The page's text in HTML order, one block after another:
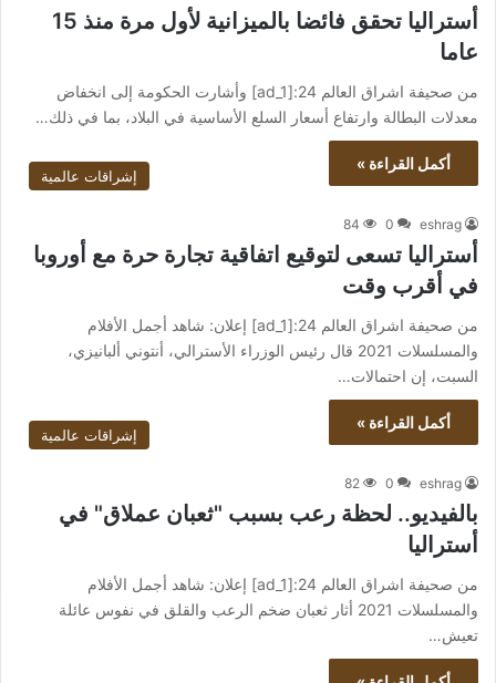
أستراليا تحقق فائضا بالميزانية لأول مرة منذ 15
عاما
من صحيفة اشراق العالم 24:[ad_1] وأشارت الحكومة إلى انخفاض
معدلات البطالة وارتفاع أسعار السلع الأساسية في البلاد، بما في ذلك…
أكمل القراءة »
إشراقات عالمية
eshrag
0
84
أستراليا تسعى لتوقيع اتفاقية تجارة حرة مع أوروبا
في أقرب وقت
من صحيفة اشراق العالم 24:[ad_1] إعلان: شاهد أجمل الأفلام
والمسلسلات 2021 قال رئيس الوزراء الأسترالي، أنتوني ألبانيزي،
السبت، إن احتمالات…
أكمل القراءة »
إشراقات عالمية
eshrag
0
82
بالفيديو.. لحظة رعب بسبب "ثعبان عملاق" في
أستراليا
من صحيفة اشراق العالم 24:[ad_1] إعلان: شاهد أجمل الأفلام
والمسلسلات 2021 أثار ثعبان ضخم الرعب والقلق في نفوس عائلة
تعيش…